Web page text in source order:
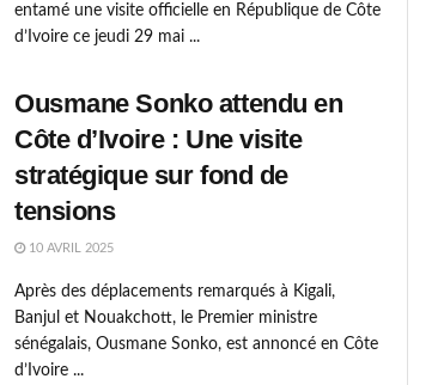
entamé une visite officielle en République de Côte
d’Ivoire ce jeudi 29 mai ...
Ousmane Sonko attendu en
Côte d’Ivoire : Une visite
stratégique sur fond de
tensions
10 AVRIL 2025
Après des déplacements remarqués à Kigali,
Banjul et Nouakchott, le Premier ministre
sénégalais, Ousmane Sonko, est annoncé en Côte
d’Ivoire ...